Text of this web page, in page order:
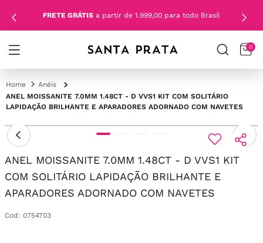
FRETE GRÁTIS a partir de 1.999,00 para todo Brasil
0
Anéis
ANEL MOISSANITE 7.0MM 1.48CT - D VVS1 KIT COM SOLITÁRIO
LAPIDAÇÃO BRILHANTE E APARADORES ADORNADO COM NAVETES
ANEL MOISSANITE 7.0MM 1.48CT - D VVS1 KIT
COM SOLITÁRIO LAPIDAÇÃO BRILHANTE E
APARADORES ADORNADO COM NAVETES
Cod : 0754703